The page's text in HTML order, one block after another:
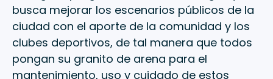
busca mejorar los escenarios públicos de la
ciudad con el aporte de la comunidad y los
clubes deportivos, de tal manera que todos
pongan su granito de arena para el
mantenimiento, uso y cuidado de estos